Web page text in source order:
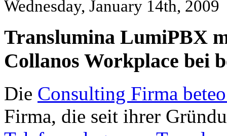
Wednesday, January 14th, 2009
Translumina LumiPBX
Collanos Workplace bei
Die Consulting Firma
Firma, die seit ihrer